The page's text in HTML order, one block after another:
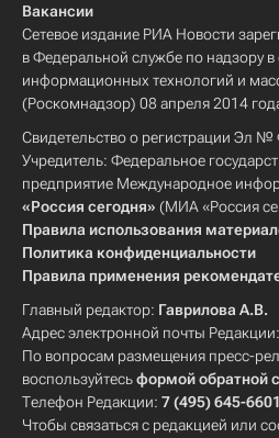
Вакансии
Сетевое издание РИА Новости
в Федеральной службе по надзору в
информационных технологий и
(Роскомнадзор) 08 апреля 2014
Свидетельство о регистрации Эл
Учредитель: Федеральное
предприятие Международное
«Россия сегодня» (МИА «Россия
Правила использования
Политика конфиденциальности
Правила применения
Главный редактор: Гаврилова А.В.
Адрес электронной почты Редакции:
По вопросам размещения пресс-
воспользуйтесьформой обратной
Телефон Редакции: 7 (495) 645-6601
Чтобы связаться с редакцией или